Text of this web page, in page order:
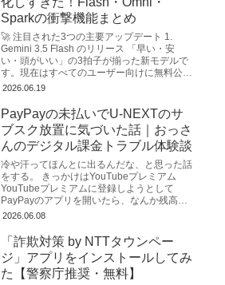
Sparkの衝撃機能まとめ
🚀 注目された3つの主要アップデート 1.
Gemini 3.5 Flash のリリース 「早い・安
い・頭がいい」の3拍子が揃った新モデルで
す。現在はすべてのユーザー向けに無料公開
されています。 超高速な...
2026.06.19
PayPayの未払いでU-NEXTのサ
ブスク放置に気づいた話｜おっさ
んのデジタル課金トラブル体験談
冷や汗ってほんとに出るんだな、と思った話
をする。 きっかけはYouTubeプレミアム
YouTubeプレミアムに登録しようとして
PayPayのアプリを開いたら、なんか残高が
妙に少ない。「あれ？使った覚えないけど
2026.06.08
「詐欺対策 by NTTタウンペー
ジ」アプリをインストールしてみ
た【警察庁推奨・無料】